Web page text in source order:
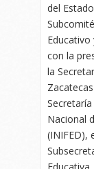
del
con la
la
Nacional
(INIFED),